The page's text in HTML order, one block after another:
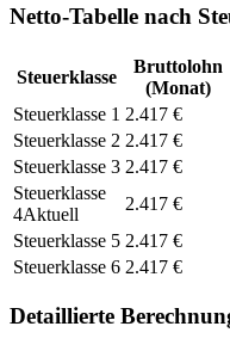
Netto-Tabelle nach
Steuerklasse
Bruttolohn
(Monat)
Steuerklasse 1 2.417 €
Steuerklasse 2 2.417 €
Steuerklasse 3 2.417 €
Steuerklasse
4Aktuell
2.417 €
Steuerklasse 5 2.417 €
Steuerklasse 6 2.417 €
Detaillierte